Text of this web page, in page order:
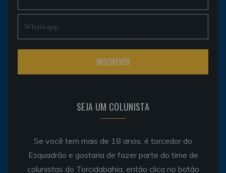
SEJA UM COLUNISTA
Se você tem mais de 18 anos, é torcedor do
Esquadrão e gostaria de fazer parte do time de
colunistas do Torcidabahia, então clica no botão